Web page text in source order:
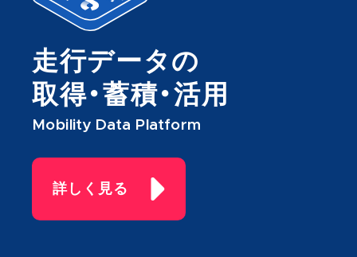
走行データの
取得・蓄積・活用
Mobility Data Platform
詳しく見る